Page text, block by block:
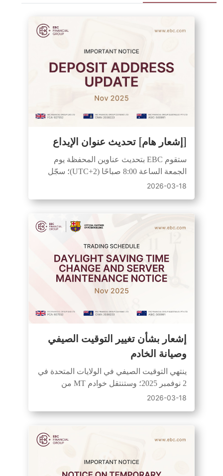
[إشعار هام] تحديث عنوان الإيداع
ستقوم EBC بتحديث عناوين المحفظة يوم
الجمعة الساعة 8:00 صباحًا (UTC+2)؛ سجّل
الدخول للحصول على عنوان جديد. ستبقى
2026-03-18
إشعار بشأن تغيير التوقيت الصيفي
وصيانة الخادم
ينتهي التوقيت الصيفي في الولايات المتحدة في
2 نوفمبر 2025؛ وستنتقل خوادم MT من
خطط وفقًا لذلك.
2026-03-18